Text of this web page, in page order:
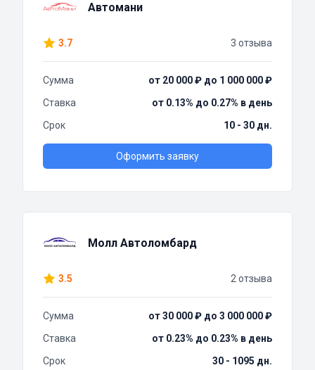
Автомани
3.7 3 отзыва
Сумма
от 20 000 ₽ до 1 000 000 ₽
Ставка
от 0.13% до 0.27% в день
Срок
10 - 30 дн.
Оформить заявку
Молл Автоломбард
3.5 2 отзыва
Сумма
от 30 000 ₽ до 3 000 000 ₽
Ставка
от 0.23% до 0.23% в день
Срок
30 - 1095 дн.